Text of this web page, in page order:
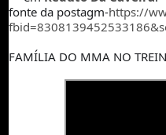
fonte da postagm-https://
FAMÍLIA DO MMA NO